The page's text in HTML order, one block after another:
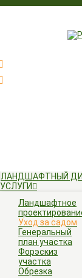
Skip
to
ЛАНДШАФТНЫЙ
УСЛУГИ
Ландшафтное
Уход за садом
Генеральный
план участка
Форэскиз
участка
Обрезка